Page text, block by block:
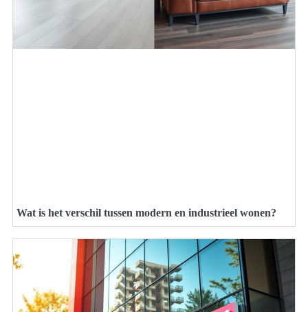
Wat is het verschil tussen modern en industrieel wonen?